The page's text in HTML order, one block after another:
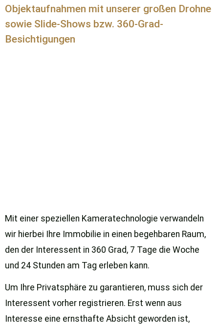
Objektaufnahmen mit unserer großen Drohne
sowie Slide-Shows bzw. 360-Grad-
Besichtigungen
Mit einer speziellen Kameratechnologie verwandeln
wir hierbei Ihre Immobilie in einen begehbaren Raum,
den der Interessent in 360 Grad, 7 Tage die Woche
und 24 Stunden am Tag erleben kann.
Um Ihre Privatsphäre zu garantieren, muss sich der
Interessent vorher registrieren. Erst wenn aus
Interesse eine ernsthafte Absicht geworden ist,